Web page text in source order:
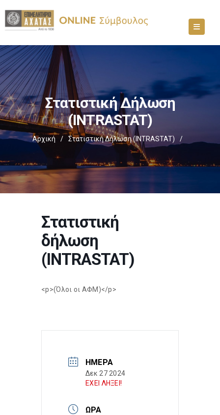
Στατιστική Δήλωση
(INTRASTAT)
Αρχική / Στατιστική Δήλωση (INTRASTAT) /
Στατιστική
δήλωση
(INTRASTAT)
<p>(Όλοι οι ΑΦΜ)</p>
ΗΜΈΡΑ
Δεκ 27 2024
ΕΧΕΙ ΛΗΞΕΙ!
ΏΡΑ